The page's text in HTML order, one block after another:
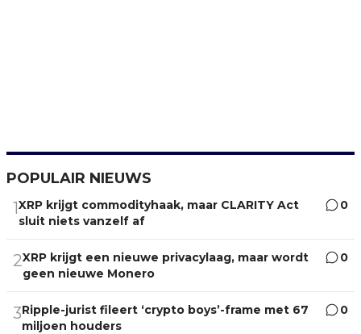
POPULAIR NIEUWS
1XRP krijgt commodityhaak, maar CLARITY Act
sluit niets vanzelf af
0
2XRP krijgt een nieuwe privacylaag, maar wordt
geen nieuwe Monero
0
3Ripple-jurist fileert ‘crypto boys’-frame met 67
miljoen houders
0